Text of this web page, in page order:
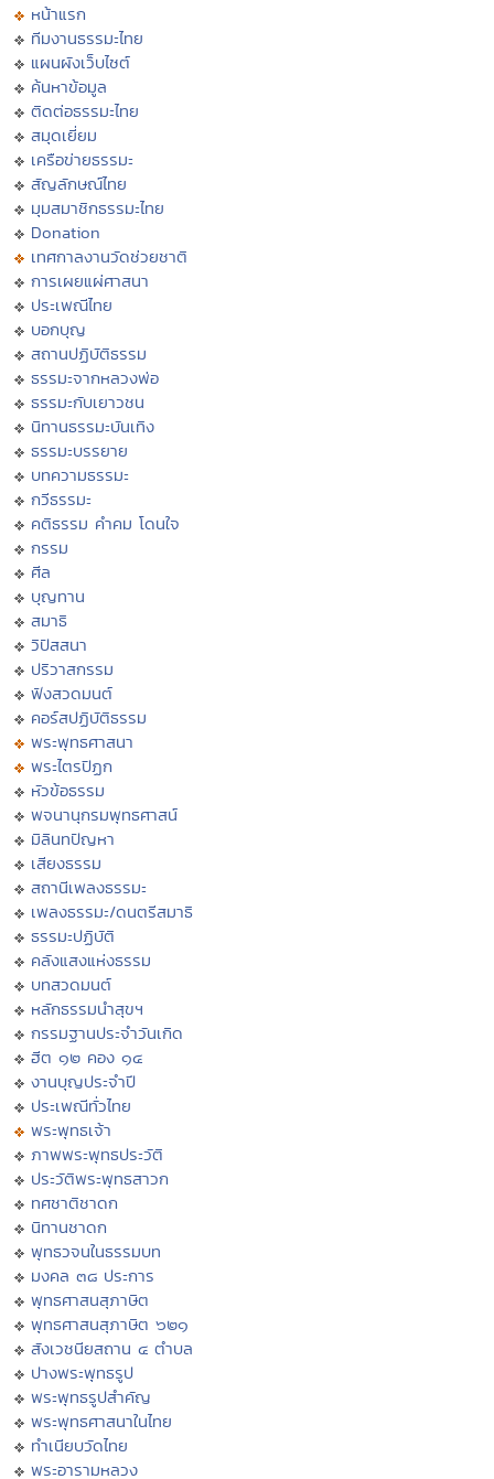
หน้าแรก
ทีมงานธรรมะไทย
แผนผังเว็บไซต์
ค้นหาข้อมูล
ติดต่อธรรมะไทย
สมุดเยี่ยม
เครือข่ายธรรมะ
สัญลักษณ์ไทย
มุมสมาชิกธรรมะไทย
Donation
เทศกาลงานวัดช่วยชาติ
การเผยแผ่ศาสนา
ประเพณีไทย
บอกบุญ
สถานปฏิบัติธรรม
ธรรมะจากหลวงพ่อ
ธรรมะกับเยาวชน
นิทานธรรมะบันเทิง
ธรรมะบรรยาย
บทความธรรมะ
กวีธรรมะ
คติธรรม คำคม โดนใจ
กรรม
ศีล
บุญทาน
สมาธิ
วิปัสสนา
ปริวาสกรรม
ฟังสวดมนต์
คอร์สปฏิบัติธรรม
พระพุทธศาสนา
พระไตรปิฏก
หัวข้อธรรม
พจนานุกรมพุทธศาสน์
มิลินทปัญหา
เสียงธรรม
สถานีเพลงธรรมะ
เพลงธรรมะ/ดนตรีสมาธิ
ธรรมะปฏิบัติ
คลังแสงแห่งธรรม
บทสวดมนต์
หลักธรรมนำสุขฯ
กรรมฐานประจำวันเกิด
ฮีต ๑๒ คอง ๑๔
งานบุญประจำปี
ประเพณีทั่วไทย
พระพุทธเจ้า
ภาพพระพุทธประวัติ
ประวัติพระพุทธสาวก
ทศชาติชาดก
นิทานชาดก
พุทธวจนในธรรมบท
มงคล ๓๘ ประการ
พุทธศาสนสุภาษิต
พุทธศาสนสุภาษิต ๖๒๑
สังเวชนียสถาน ๔ ตำบล
ปางพระพุทธรูป
พระพุทธรูปสำคัญ
พระพุทธศาสนาในไทย
ทำเนียบวัดไทย
พระอารามหลวง